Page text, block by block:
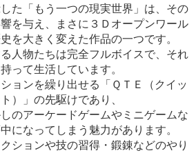
した「もう一つの現実世界」は、その
を与え、まさに３Ｄオープンワール
を大きく変えた作品の一つです。
人物たちは完全フルボイスで、それ
って生活しています。
ョンを繰り出せる「ＱＴＥ（クイッ
）」の先駆けであり、
のアーケードゲームやミニゲームな
になってしまう魅力があります。
ションや技の習得・鍛錬などのやり